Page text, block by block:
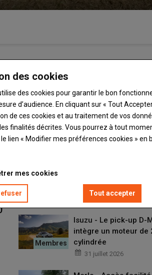
Kuhn - Une
mélangeuse
autonome avec
2.CL
porté
Isuzu - Le pick-up D-
intègre un moteur de
cylindrée
31 juillet 2026
des cookies
des cookies pour garantir le bon
d’audience. En cliquant sur « Tout
de ces cookies et au traitement de vos
finalités décrites. Vous pourrez à tout
lien « Modifier mes préférences cookies » en
mes cookies
Tout accepter